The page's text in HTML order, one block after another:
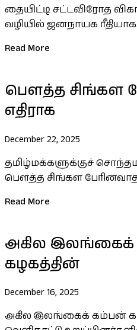
தையிட்டி சட்டவிரோத
வழியில் ஜனநாயக
Read More
பெளத்த சிங்கள
எதிராக
December 22, 2025
தமிழ்மக்களுக்குச்
பௌத்த சிங்கள பேரினவாத
Read More
அகில
கழகத்தின்
December 16, 2025
அகில இலங்கைக் கம்பன்